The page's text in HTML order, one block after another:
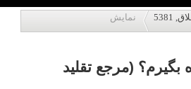
نمایش
مکارم)
سوال
با سلام و خسته نباشید. دو
سال پیش از همسرم طلاق شرعی